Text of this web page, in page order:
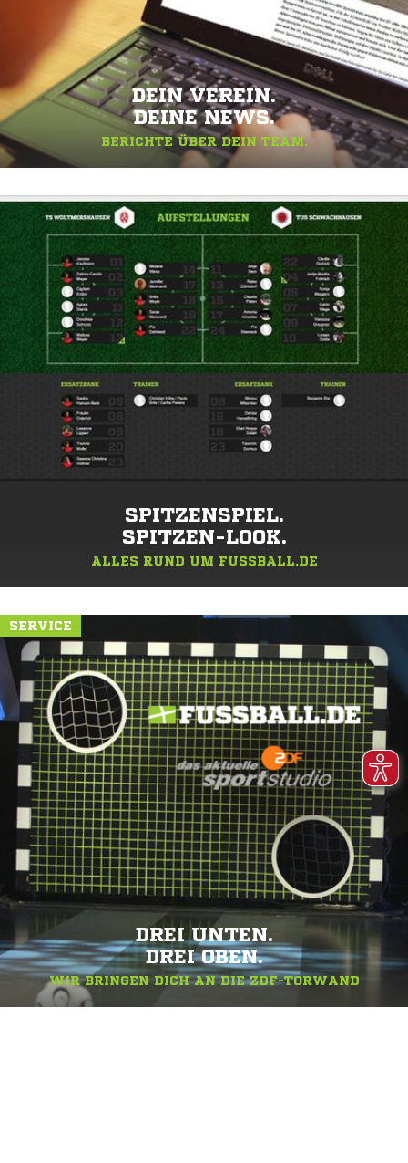
DEIN VEREIN.
DEINE NEWS.
BERICHTE ÜBER DEIN TEAM.
SPITZENSPIEL.
SPITZEN-LOOK.
ALLES RUND UM FUSSBALL.DE
SERVICE
DREI UNTEN.
DREI OBEN.
WIR BRINGEN DICH AN DIE ZDF-TORWAND